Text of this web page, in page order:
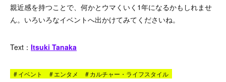
親近感を持つことで、何かとウマくいく1年になるかもしれませ
ん。いろいろなイベントへ出かけてみてくださいね。
Text： Itsuki Tanaka
#イベント #エンタメ #カルチャー・ライフスタイル